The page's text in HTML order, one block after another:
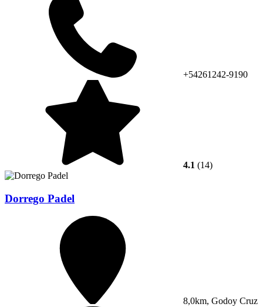
+54261242-9190
4.1 (14)
Dorrego Padel
8,0km, Godoy Cruz